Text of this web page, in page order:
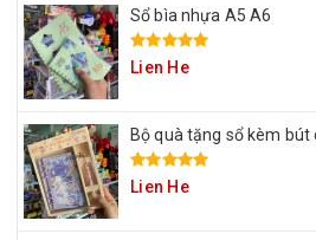
Sổ bìa nhựa A5 A6
Lien He
Bộ quà tặng sổ kèm bút
Lien He